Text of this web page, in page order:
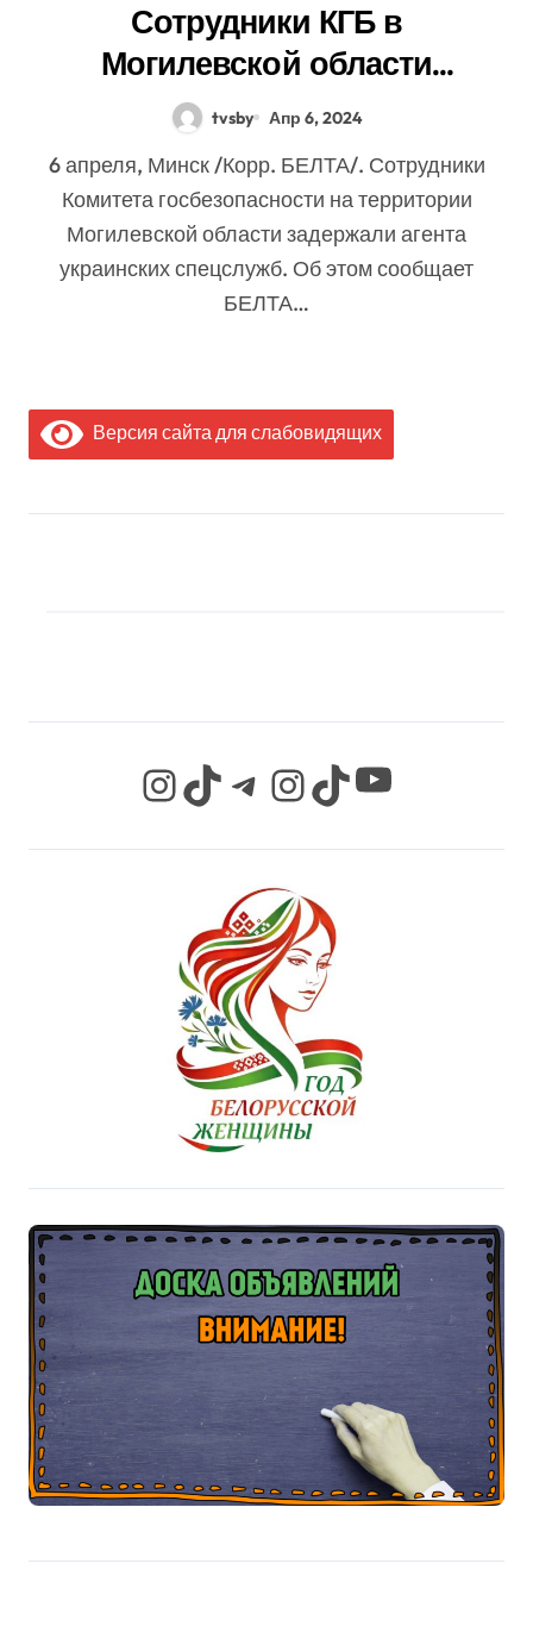
Сотрудники КГБ в
Могилевской области
задержали агента украинских
спецслужб
tvsby Апр 6, 2024
6 апреля, Минск /Корр. БЕЛТА/. Сотрудники
Комитета госбезопасности на территории
Могилевской области задержали агента
украинских спецслужб. Об этом сообщает
БЕЛТА…
Версия сайта для слабовидящих
InstagramTikTok Telegram InstagramTikTok YouTube